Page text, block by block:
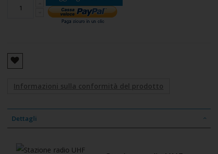
Informazioni sulla conformità del prodotto
Dettagli